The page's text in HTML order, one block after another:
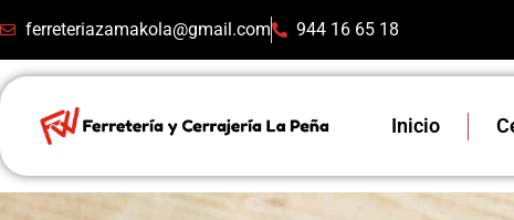
ferreteriazamakola@gmail.com 944 16 65 18
Inicio